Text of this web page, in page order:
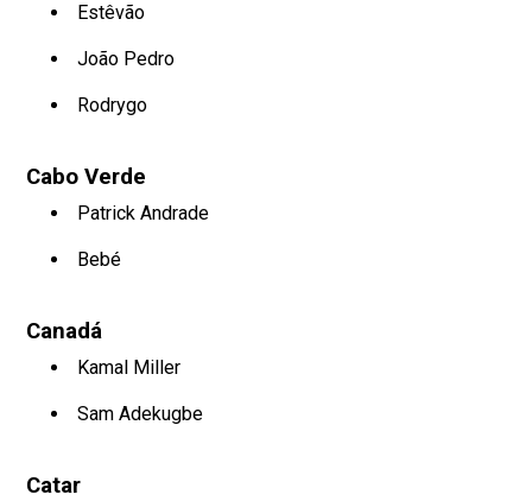
Estêvão
João Pedro
Rodrygo
Cabo Verde
Patrick Andrade
Bebé
Canadá
Kamal Miller
Sam Adekugbe
Catar